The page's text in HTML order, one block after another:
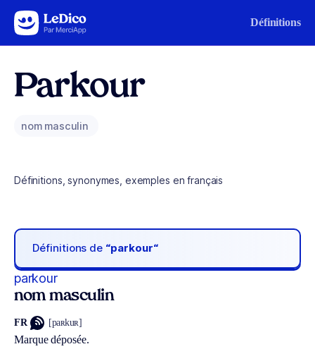
Aller au contenu Définitions
Parkour
nom masculin
Définitions, synonymes, exemples en français
Définitions de “parkour“
parkour
nom masculin
FR [paʀkuʀ]
Marque déposée.